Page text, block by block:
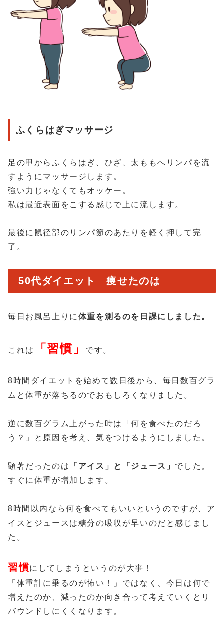
ふくらはぎマッサージ
足の甲からふくらはぎ、ひざ、太ももへリンパを流
すようにマッサージします。
強い力じゃなくてもオッケー。
私は最近表面をこする感じで上に流します。
最後に鼠径部のリンパ節のあたりを軽く押して完
了。
50代ダイエット 痩せたのは
毎日お風呂上りに 体重を測るのを日課にしました。
これは 「習慣」 です。
8時間ダイエットを始めて数日後から、毎日数百グラ
ムと体重が落ちるのでおもしろくなりました。
逆に数百グラム上がった時は「何を食べたのだろ
う？」と原因を考え、気をつけるようにしました。
顕著だったのは 「アイス」と「ジュース」 でした。
すぐに体重が増加します。
8時間以内なら何を食べてもいいというのですが、ア
イスとジュースは糖分の吸収が早いのだと感じまし
た。
習慣にしてしまうというのが大事！
「体重計に乗るのが怖い！」ではなく、今日は何で
増えたのか、減ったのか向き合って考えていくとリ
バウンドしにくくなります。